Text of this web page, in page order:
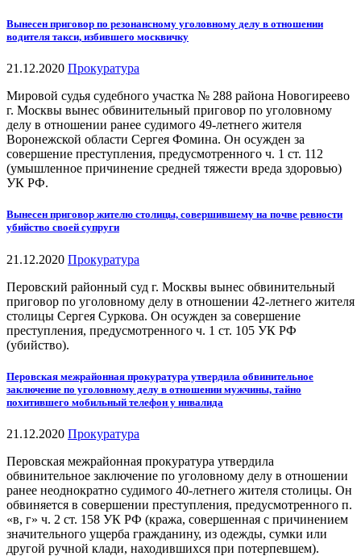
Вынесен приговор по резонансному уголовному делу в отношении
водителя такси, избившего москвичку
21.12.2020 Прокуратура
Мировой судья судебного участка № 288 района Новогиреево
г. Москвы вынес обвинительный приговор по уголовному
делу в отношении ранее судимого 49-летнего жителя
Воронежской области Сергея Фомина. Он осужден за
совершение преступления, предусмотренного ч. 1 ст. 112
(умышленное причинение средней тяжести вреда здоровью)
УК РФ.
Вынесен приговор жителю столицы, совершившему на почве ревности
убийство своей супруги
21.12.2020 Прокуратура
Перовский районный суд г. Москвы вынес обвинительный
приговор по уголовному делу в отношении 42-летнего жителя
столицы Сергея Суркова. Он осужден за совершение
преступления, предусмотренного ч. 1 ст. 105 УК РФ
(убийство).
Перовская межрайонная прокуратура утвердила обвинительное
заключение по уголовному делу в отношении мужчины, тайно
похитившего мобильный телефон у инвалида
21.12.2020 Прокуратура
Перовская межрайонная прокуратура утвердила
обвинительное заключение по уголовному делу в отношении
ранее неоднократно судимого 40-летнего жителя столицы. Он
обвиняется в совершении преступления, предусмотренного п.
«в, г» ч. 2 ст. 158 УК РФ (кража, совершенная с причинением
значительного ущерба гражданину, из одежды, сумки или
другой ручной клади, находившихся при потерпевшем).